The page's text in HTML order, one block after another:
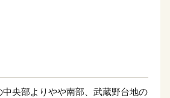
中央部よりやや南部、武蔵野台地の